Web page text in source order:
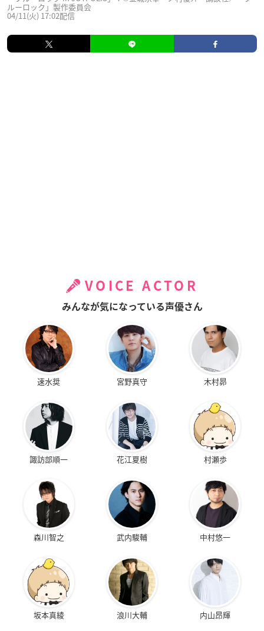
ルーロック」製作委員会
04/11(火) 17:02配信
VOICE ACTOR
みんなが気になっている声優さん
速水奨 宮野真守 木村昴
諏訪部順一 花江夏樹 村瀬歩
森川智之 武内駿輔 中村悠一
坂本真綾 浪川大輔 内山昂輝